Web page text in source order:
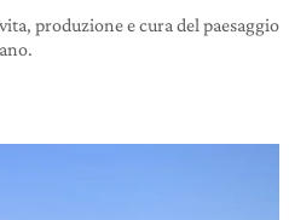
produzione e cura del paesaggio